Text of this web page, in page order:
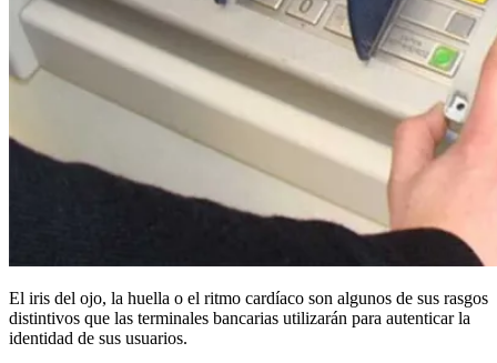
El iris del ojo, la huella o el ritmo cardíaco son algunos de sus rasgos
distintivos que las terminales bancarias utilizarán para autenticar la
identidad de sus usuarios.